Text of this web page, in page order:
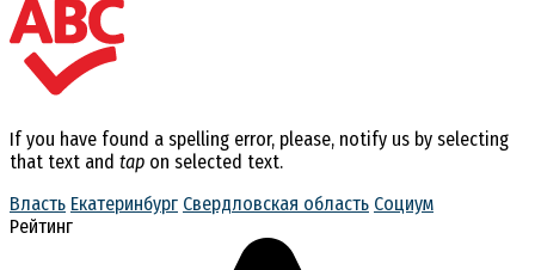
If you have found a spelling error, please, notify us by selecting
that text and tap on selected text.
Власть Екатеринбург Свердловская область Социум
Рейтинг